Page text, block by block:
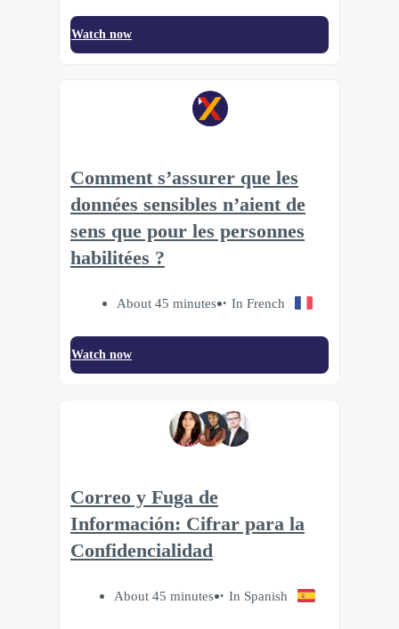
Watch now
Comment s’assurer que les
données sensibles n’aient de
sens que pour les personnes
habilitées ?
About 45 minutes In French
Watch now
Correo y Fuga de
Información: Cifrar para la
Confidencialidad
About 45 minutes In Spanish